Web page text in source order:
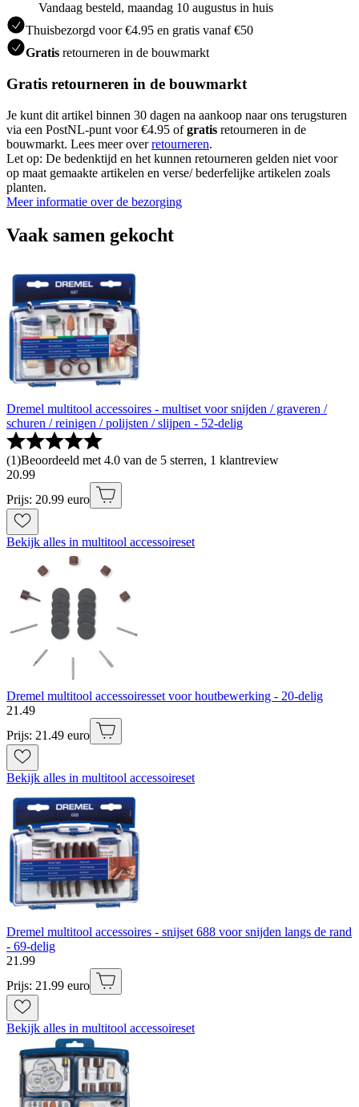
Vandaag besteld, maandag 10 augustus in huis
Thuisbezorgd voor €4.95 en gratis vanaf €50
Gratis retourneren in de bouwmarkt
Gratis retourneren in de bouwmarkt
Je kunt dit artikel binnen 30 dagen na aankoop naar ons terugsturen
via een PostNL-punt voor €4.95 ofgratis retourneren in de
bouwmarkt. Lees meer overretourneren.
Let op: De bedenktijd en het kunnen retourneren gelden niet voor
op maat gemaakte artikelen en verse/ bederfelijke artikelen zoals
planten.
Meer informatie over de bezorging
Vaak samen gekocht
Dremel multitool accessoires - multiset voor snijden / graveren /
schuren / reinigen / polijsten / slijpen - 52-delig
(1)Beoordeeld met 4.0 van de 5 sterren, 1 klantreview
20.99
Prijs: 20.99 euro
Bekijk alles in multitool accessoireset
Dremel multitool accessoiresset voor houtbewerking - 20-delig
21 .49
Prijs: 21.49 euro
Bekijk alles in multitool accessoireset
Dremel multitool accessoires - snijset 688 voor snijden langs de rand
- 69-delig
21 .99
Prijs: 21.99 euro
Bekijk alles in multitool accessoireset